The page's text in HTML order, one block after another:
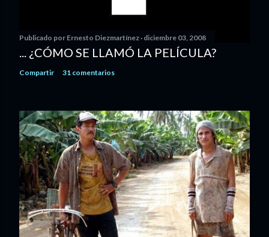
Publicado por Ernesto Diezmartínez diciembre 03, 2008
... ¿CÓMO SE LLAMÓ LA PELÍCULA?
Compartir 31 comentarios